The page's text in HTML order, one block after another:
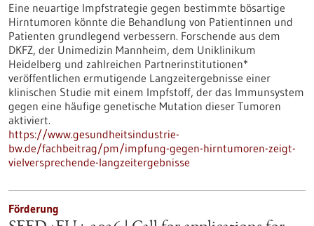
Eine neuartige Impfstrategie gegen bestimmte bösartige
Hirntumoren könnte die Behandlung von Patientinnen und
Patienten grundlegend verbessern. Forschende aus dem
DKFZ, der Unimedizin Mannheim, dem Uniklinikum
Heidelberg und zahlreichen Partnerinstitutionen*
veröffentlichen ermutigende Langzeitergebnisse einer
klinischen Studie mit einem Impfstoff, der das Immunsystem
gegen eine häufige genetische Mutation dieser Tumoren
aktiviert.
https://www.gesundheitsindustrie-
bw.de/fachbeitrag/pm/impfung-gegen-hirntumoren-zeigt-
vielversprechende-langzeitergebnisse
Förderung